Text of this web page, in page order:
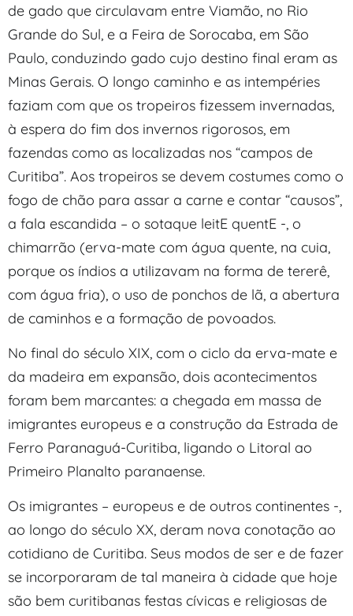
de gado que circulavam entre Viamão, no Rio
Grande do Sul, e a Feira de Sorocaba, em São
Paulo, conduzindo gado cujo destino final eram as
Minas Gerais. O longo caminho e as intempéries
faziam com que os tropeiros fizessem invernadas,
à espera do fim dos invernos rigorosos, em
fazendas como as localizadas nos “campos de
Curitiba”. Aos tropeiros se devem costumes como o
fogo de chão para assar a carne e contar “causos”,
a fala escandida – o sotaque leitE quentE -, o
chimarrão (erva-mate com água quente, na cuia,
porque os índios a utilizavam na forma de tererê,
com água fria), o uso de ponchos de lã, a abertura
de caminhos e a formação de povoados.
No final do século XIX, com o ciclo da erva-mate e
da madeira em expansão, dois acontecimentos
foram bem marcantes: a chegada em massa de
imigrantes europeus e a construção da Estrada de
Ferro Paranaguá-Curitiba, ligando o Litoral ao
Primeiro Planalto paranaense.
Os imigrantes – europeus e de outros continentes -,
ao longo do século XX, deram nova conotação ao
cotidiano de Curitiba. Seus modos de ser e de fazer
se incorporaram de tal maneira à cidade que hoje
são bem curitibanas festas cívicas e religiosas de